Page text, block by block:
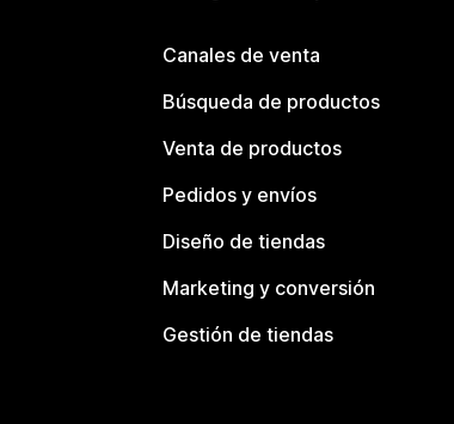
Canales de venta
Búsqueda de productos
Venta de productos
Pedidos y envíos
Diseño de tiendas
Marketing y conversión
Gestión de tiendas